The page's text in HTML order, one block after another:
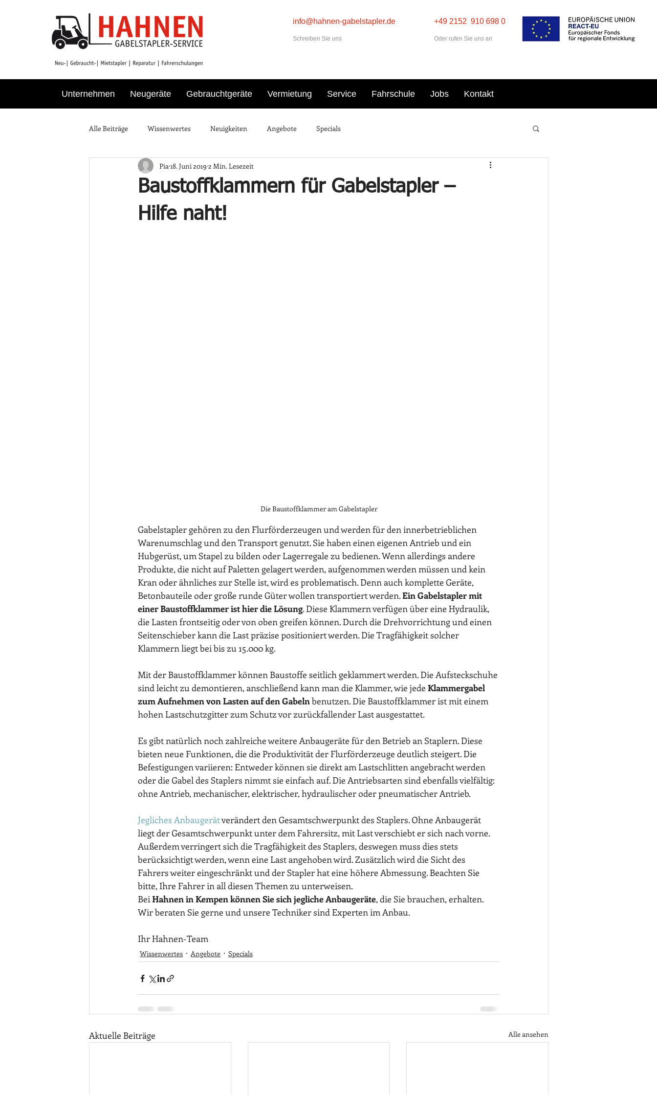
info@hahnen-gabelstapler.de
Schreiben Sie uns
+49 2152 910 698 0
Oder rufen Sie uns an
Unternehmen Neugeräte Gebrauchtgeräte Vermietung Service Fahrschule Jobs Kontakt
Alle Beiträge Wissenwertes Neuigkeiten Angebote Specials
Baustoffklammern für Gabelstapler –
Hilfe naht!
Pia 18. Juni 2019 2 Min. Lesezeit
Die Baustoffklammer am Gabelstapler
Gabelstapler gehören zu den Flurförderzeugen und werden für den innerbetrieblichen
Warenumschlag und den Transport genutzt. Sie haben einen eigenen Antrieb und ein
Hubgerüst, um Stapel zu bilden oder Lagerregale zu bedienen. Wenn allerdings andere
Produkte, die nicht auf Paletten gelagert werden, aufgenommen werden müssen und kein
Kran oder ähnliches zur Stelle ist, wird es problematisch. Denn auch komplette Geräte,
Betonbauteile oder große runde Güter wollen transportiert werden. Ein Gabelstapler mit
einer Baustoffklammer ist hier die Lösung. Diese Klammern verfügen über eine Hydraulik,
die Lasten frontseitig oder von oben greifen können. Durch die Drehvorrichtung und einen
Seitenschieber kann die Last präzise positioniert werden. Die Tragfähigkeit solcher
Klammern liegt bei bis zu 15.000 kg.
Mit der Baustoffklammer können Baustoffe seitlich geklammert werden. Die Aufsteckschuhe
sind leicht zu demontieren, anschließend kann man die Klammer, wie jede Klammergabel
zum Aufnehmen von Lasten auf den Gabeln benutzen. Die Baustoffklammer ist mit einem
hohen Lastschutzgitter zum Schutz vor zurückfallender Last ausgestattet.
Es gibt natürlich noch zahlreiche weitere Anbaugeräte für den Betrieb an Staplern. Diese
bieten neue Funktionen, die die Produktivität der Flurförderzeuge deutlich steigert. Die
Befestigungen variieren: Entweder können sie direkt am Lastschlitten angebracht werden
oder die Gabel des Staplers nimmt sie einfach auf. Die Antriebsarten sind ebenfalls vielfältig:
ohne Antrieb, mechanischer, elektrischer, hydraulischer oder pneumatischer Antrieb.
Jegliches Anbaugerät verändert den Gesamtschwerpunkt des Staplers. Ohne Anbaugerät
liegt der Gesamtschwerpunkt unter dem Fahrersitz, mit Last verschiebt er sich nach vorne.
Außerdem verringert sich die Tragfähigkeit des Staplers, deswegen muss dies stets
berücksichtigt werden, wenn eine Last angehoben wird. Zusätzlich wird die Sicht des
Fahrers weiter eingeschränkt und der Stapler hat eine höhere Abmessung. Beachten Sie
bitte, Ihre Fahrer in all diesen Themen zu unterweisen.
Bei Hahnen in Kempen können Sie sich jegliche Anbaugeräte, die Sie brauchen, erhalten.
Wir beraten Sie gerne und unsere Techniker sind Experten im Anbau.
Ihr Hahnen-Team
Wissenwertes Angebote Specials
Aktuelle Beiträge Alle ansehen